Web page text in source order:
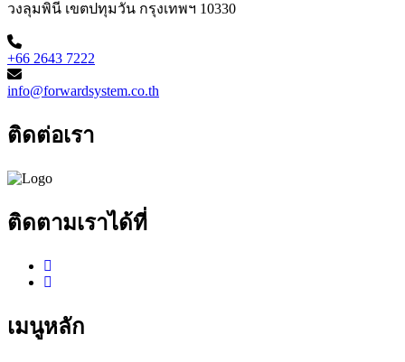
วงลุมพินี เขตปทุมวัน กรุงเทพฯ 10330
+66 2643 7222
info@forwardsystem.co.th
ติดต่อเรา
ติดตามเราได้ที่
เมนูหลัก